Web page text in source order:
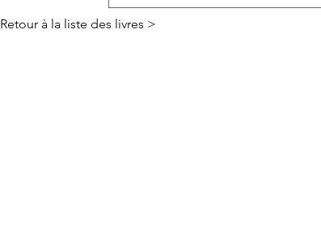
Retour à la liste des livres >